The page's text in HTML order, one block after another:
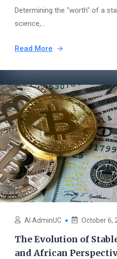
Determining the "worth" of a
science,...
Read More
AI AdminUC October 6,
The Evolution of
and African